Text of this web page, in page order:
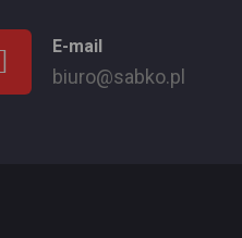
E-mail
biuro@sabko.pl